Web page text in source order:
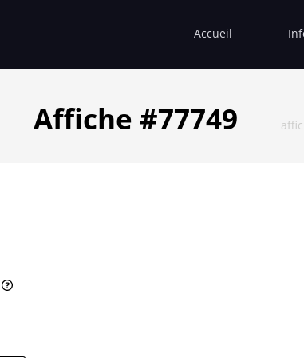
Accueil
Affiche #77749